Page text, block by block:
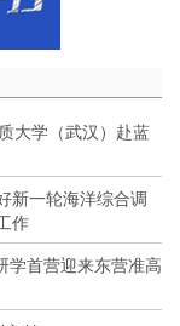
大学（武汉）赴蓝
新一轮海洋综合调
作
学首营迎来东营准高